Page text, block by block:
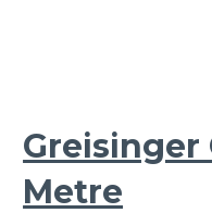
Greisinger
Metre